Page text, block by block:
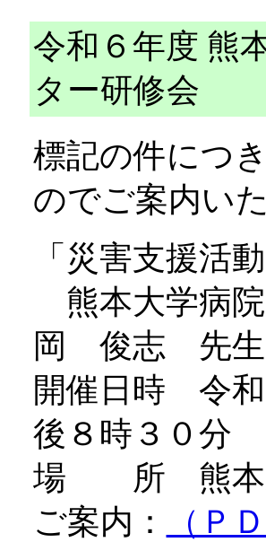
令和６年度 熊
ター研修会
標記の件につ
のでご案内い
「災害支援活
熊本大学病
岡 俊志 先生
開催日時 令和
後８時３０分
場 所 熊本
ご案内：
（Ｐ